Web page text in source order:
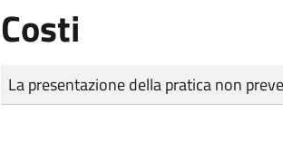
Costi
Tipo di pagamento
Importo
La presentazione della pratica non